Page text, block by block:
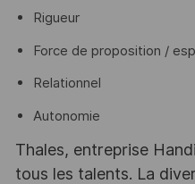
Rigueur
Force de proposition /
Relationnel
Autonomie
Thales, entreprise
tous les talents. La